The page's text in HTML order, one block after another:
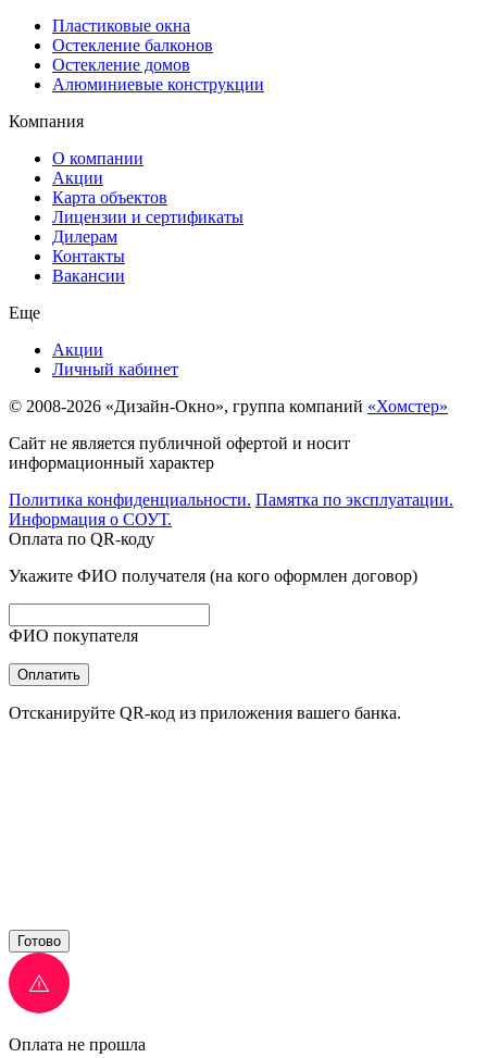
Пластиковые окна
Остекление балконов
Остекление домов
Алюминиевые конструкции
Компания
О компании
Акции
Карта объектов
Лицензии и сертификаты
Дилерам
Контакты
Вакансии
Еще
Акции
Личный кабинет
© 2008-2026 «Дизайн-Окно», группа компаний «Хомстер»
Сайт не является публичной офертой и носит
информационный характер
Политика конфиденциальности. Памятка по эксплуатации.
Информация о СОУТ.
Оплата по QR-коду
Укажите ФИО получателя (на кого оформлен договор)
ФИО покупателя
Оплатить
Отсканируйте QR-код из приложения вашего банка.
Готово
Оплата не прошла